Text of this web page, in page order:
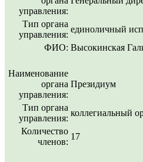
управления:
Тип органа
управления:
единоличный
ФИО: Высокинская
Наименование
органа
управления:
Президиум
Тип органа
управления:
коллегиальный
Количество
членов:
17